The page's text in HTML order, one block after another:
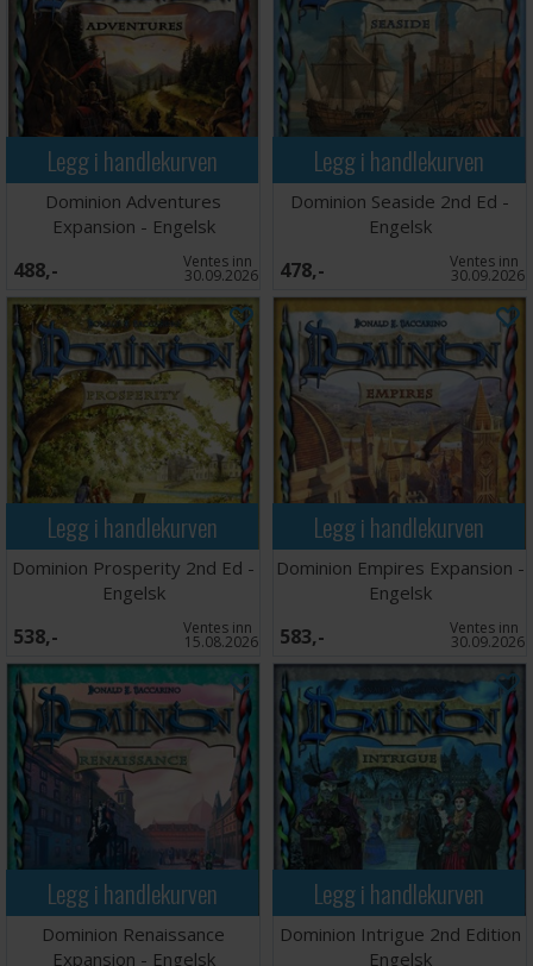
Legg i handlekurven
Dominion Adventures
Expansion - Engelsk
488,- Ventes inn
30.09.2026
Legg i handlekurven
Dominion Seaside 2nd Ed -
Engelsk
478,- Ventes inn
30.09.2026
Legg i handlekurven
Dominion Prosperity 2nd Ed -
Engelsk
538,- Ventes inn
15.08.2026
Legg i handlekurven
Dominion Empires Expansion -
Engelsk
583,- Ventes inn
30.09.2026
Legg i handlekurven
Dominion Renaissance
Expansion - Engelsk
Legg i handlekurven
Dominion Intrigue 2nd Edition
Engelsk